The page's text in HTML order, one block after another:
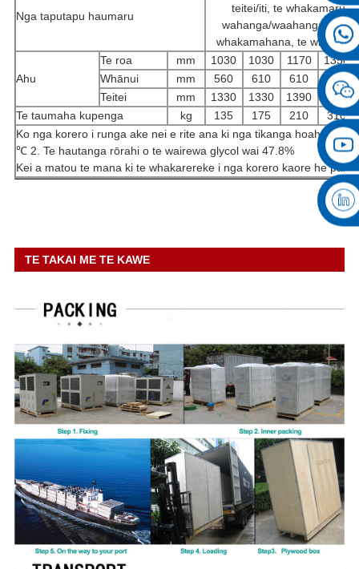
Nga taputapu haumaru
teitei/iti, te
wahanga/waahanga ka
whakamahana, te
Ahu
Te roa mm 1030 1030 1170
1350
Whānui
mm 560 610 610
680
Teitei
mm 1330 1330 1390
1520
Te taumaha kupenga
kg 135 175 210
310
Ko nga korero i runga ake nei e rite ana ki nga tikanga hoahoa e
℃ 2. Te hautanga rōrahi o te wairewa glycol wai 47.8%
Kei a matou te mana ki te whakarereke i nga korero kaore he panui
TE TAKAI ME TE KAWE